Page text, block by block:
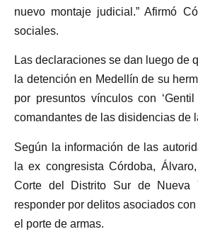
nuevo montaje judicial.” Afirmó
sociales.
Las declaraciones se dan luego de
la detención en Medellín de su
por presuntos vínculos con
comandantes de las disidencias de
Según la información de las
la ex congresista Córdoba,
Corte del Distrito Sur de Nueva
responder por delitos asociados
el porte de armas.